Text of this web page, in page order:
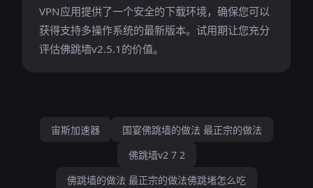
VPN应用提供了一个安全的下载环境，确保您可以
获得支持多操作系统的最新版本。试用期让您充分
评估佛跳墙v2.5.1的价值。
宙斯加速器
国宴佛跳墙的做法 最正宗的做法
佛跳墙v2 7 2
佛跳墙的做法 最正宗的做法佛跳堵怎么吃